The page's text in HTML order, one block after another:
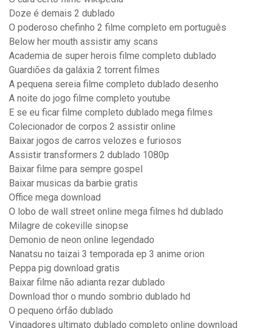
Doze é demais 2 dublado
O poderoso chefinho 2 filme completo em português
Below her mouth assistir amy scans
Academia de super herois filme completo dublado
Guardiões da galáxia 2 torrent filmes
A pequena sereia filme completo dublado desenho
A noite do jogo filme completo youtube
E se eu ficar filme completo dublado mega filmes
Colecionador de corpos 2 assistir online
Baixar jogos de carros velozes e furiosos
Assistir transformers 2 dublado 1080p
Baixar filme para sempre gospel
Baixar musicas da barbie gratis
Office mega download
O lobo de wall street online mega filmes hd dublado
Milagre de cokeville sinopse
Demonio de neon online legendado
Nanatsu no taizai 3 temporada ep 3 anime orion
Peppa pig download gratis
Baixar filme não adianta rezar dublado
Download thor o mundo sombrio dublado hd
O pequeno órfão dublado
Vingadores ultimato dublado completo online download